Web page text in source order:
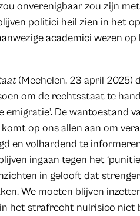
onverenigbaar zou zijn
politici heil zien in het
academici wezen
(Mechelen, 23 april 2025)
om de rechtsstaat te
emigratie’. De wantoestand
op ons allen aan om
en volhardend te
ingaan tegen het
in gelooft dat
We moeten blijven
het strafrecht nulrisico niet